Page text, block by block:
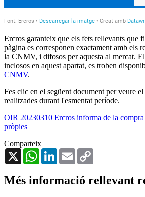
Ercros garanteix que els fets rellevants que
pàgina es corresponen exactament amb els
la CNMV, i difosos per aquesta al mercat.
inclosos en aquest apartat, es troben
CNMV.
Fes clic en el següent document per veure
realitzades durant l'esmentat període.
OIR 20230310 Ercros informa de la
pròpies
Comparteix
X
WhatsAppLinkedInEmail
Més informació rellevant